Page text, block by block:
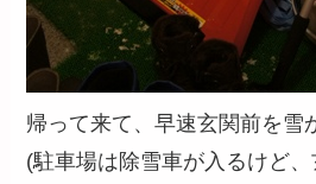
帰って来て、早速玄関前を雪
(駐車場は除雪車が入るけど